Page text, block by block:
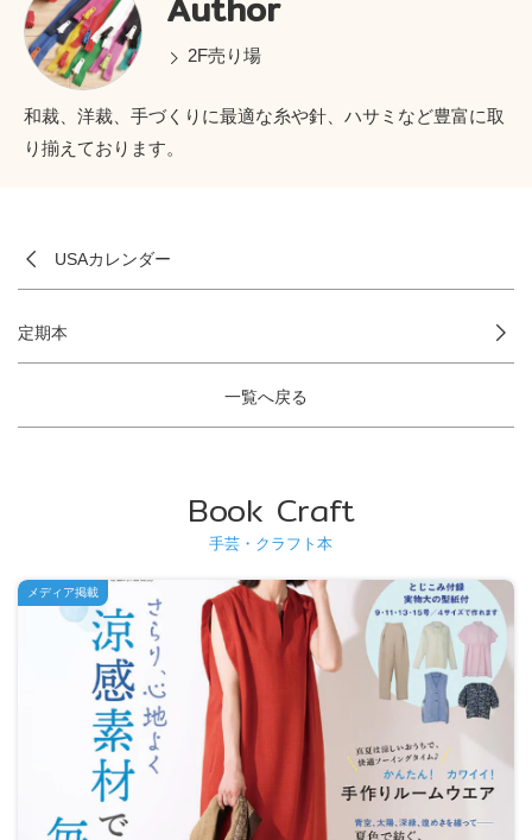
2F売り場
和裁、洋裁、手づくりに最適な糸や針、ハサミなど豊富に取
り揃えております。
USAカレンダー
一覧へ戻る
定期本
Book Craft
手芸・クラフト本
メディア掲載